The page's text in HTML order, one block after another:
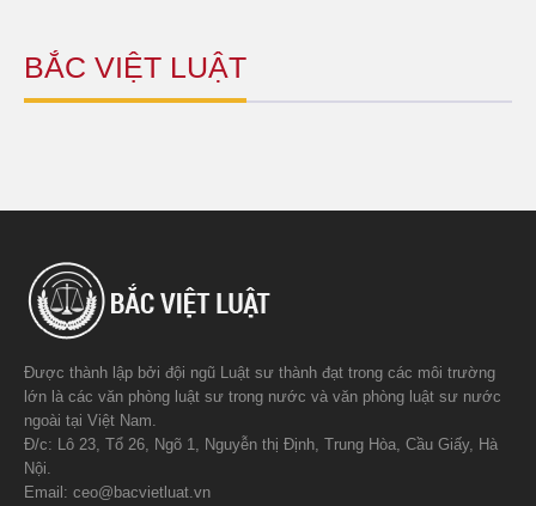
BẮC VIỆT LUẬT
Được thành lập bởi đội ngũ Luật sư thành đạt trong các môi trường
lớn là các văn phòng luật sư trong nước và văn phòng luật sư nước
ngoài tại Việt Nam.
Đ/c: Lô 23, Tổ 26, Ngõ 1, Nguyễn thị Định, Trung Hòa, Cầu Giấy, Hà
Nội.
Email: ceo@bacvietluat.vn